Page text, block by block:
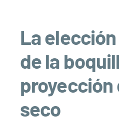
La
de la
proyección
seco